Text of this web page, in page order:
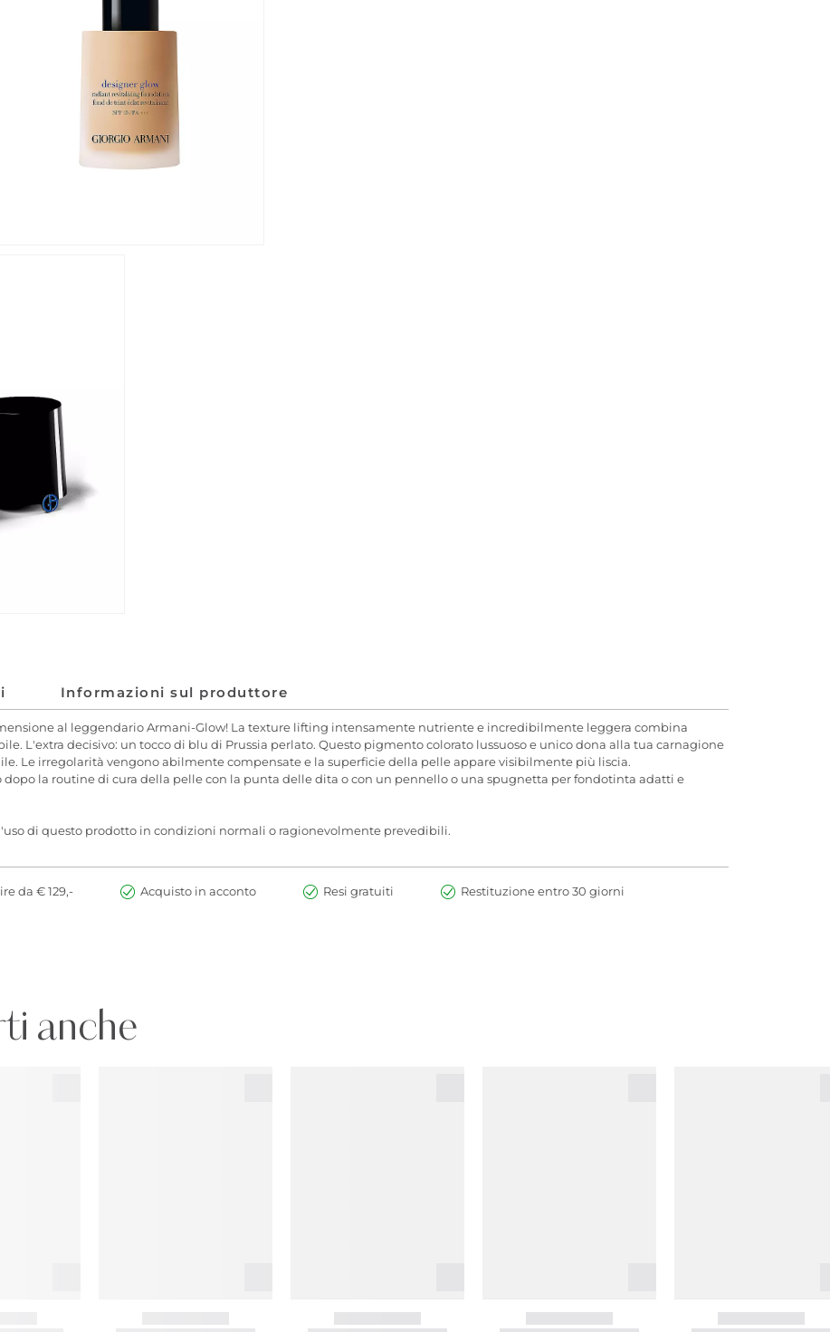
Informazioni sul produttore
al leggendario Armani-Glow! La texture lifting intensamente nutriente e incredibilmente leggera combina
L'extra decisivo: un tocco di blu di Prussia perlato. Questo pigmento colorato lussuoso e unico dona alla tua carnagione
Le irregolarità vengono abilmente compensate e la superficie della pelle appare visibilmente più liscia.
la routine di cura della pelle con la punta delle dita o con un pennello o una spugnetta per fondotinta adatti e
di questo prodotto in condizioni normali o ragionevolmente prevedibili.
da € 129,- Acquisto in acconto Resi gratuiti Restituzione entro 30 giorni
anche